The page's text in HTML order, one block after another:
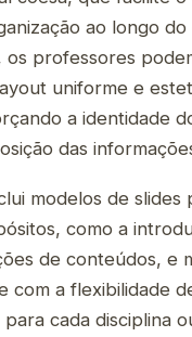
ao longo
os professores
uniforme e
a identidade
das
modelos de slides
como a
de conteúdos, e
com a flexibilidade
cada disciplina